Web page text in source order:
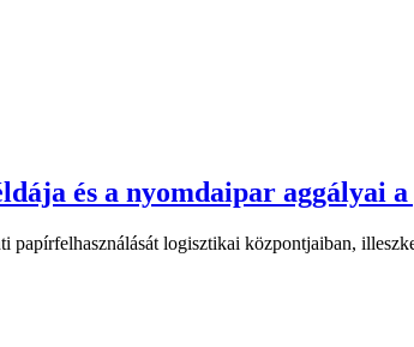
és a nyomdaipar aggályai
logisztikai központjaiban,